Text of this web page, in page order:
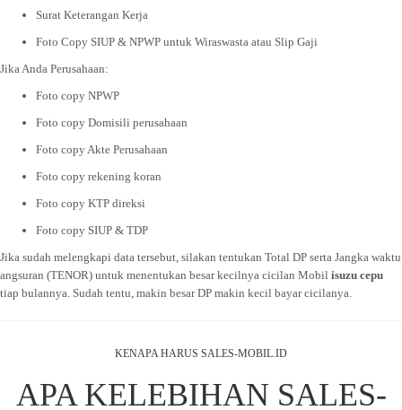
Surat Keterangan Kerja
Foto Copy SIUP & NPWP untuk Wiraswasta atau Slip Gaji
Jika Anda Perusahaan:
Foto copy NPWP
Foto copy Domisili perusahaan
Foto copy Akte Perusahaan
Foto copy rekening koran
Foto copy KTP direksi
Foto copy SIUP & TDP
Jika sudah melengkapi data tersebut, silakan tentukan Total DP serta Jangka waktu
angsuran (TENOR) untuk menentukan besar kecilnya cicilan Mobil isuzu cepu
tiap bulannya. Sudah tentu, makin besar DP makin kecil bayar cicilanya.
KENAPA HARUS SALES-MOBIL.ID
APA KELEBIHAN SALES-